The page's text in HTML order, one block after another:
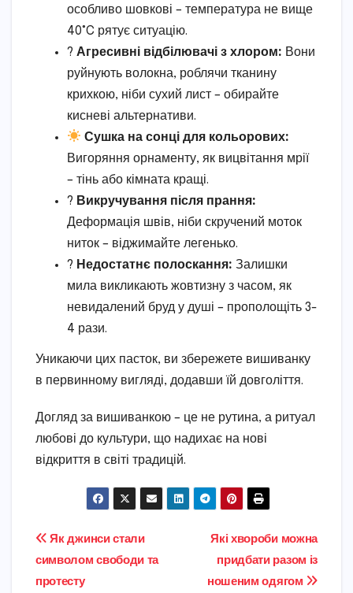
особливо шовкові – температура не вище
40°C рятує ситуацію.
? Агресивні відбілювачі з хлором: Вони
руйнують волокна, роблячи тканину
крихкою, ніби сухий лист – обирайте
кисневі альтернативи.
Сушка на сонці для кольорових:
Вигоряння орнаменту, як вицвітання мрії
– тінь або кімната кращі.
? Викручування після прання:
Деформація швів, ніби скручений моток
ниток – віджимайте легенько.
? Недостатнє полоскання: Залишки
мила викликають жовтизну з часом, як
невидалений бруд у душі – прополощіть 3-
4 рази.
Уникаючи цих пасток, ви збережете вишиванку
в первинному вигляді, додавши їй довголіття.
Догляд за вишиванкою – це не рутина, а ритуал
любові до культури, що надихає на нові
відкриття в світі традицій.
Навігація
записів
Які хвороби можна
придбати разом із
ношеним одягом
Як джинси стали
символом свободи та
протесту